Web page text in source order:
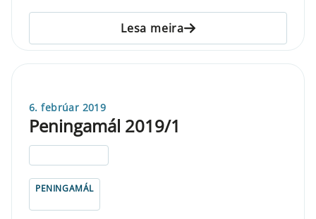
Lesa meira
6. febrúar 2019
Peningamál 2019/1
PENINGAMÁL